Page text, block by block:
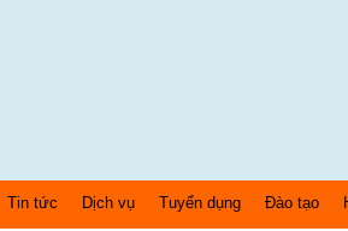
Tin tức Dịch vụ Tuyển dụng Đào tạo